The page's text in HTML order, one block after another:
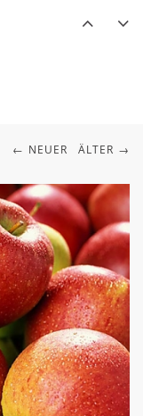
NEUER ÄLTER